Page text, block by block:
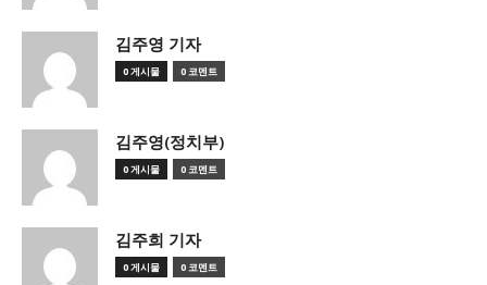
김주영 기자
0 게시물 0 코멘트
김주영(정치부)
0 게시물 0 코멘트
김주희 기자
0 게시물 0 코멘트